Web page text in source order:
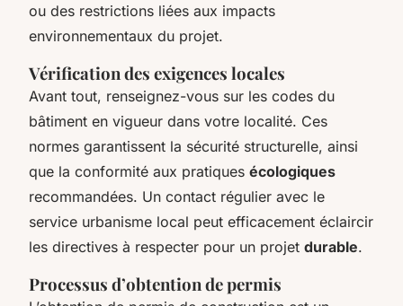
ou des restrictions liées aux impacts
environnementaux du projet.
Vérification des exigences locales
Avant tout, renseignez-vous sur les codes du
bâtiment en vigueur dans votre localité. Ces
normes garantissent la sécurité structurelle, ainsi
que la conformité aux pratiques écologiques
recommandées. Un contact régulier avec le
service urbanisme local peut efficacement éclaircir
les directives à respecter pour un projet durable.
Processus d’obtention de permis